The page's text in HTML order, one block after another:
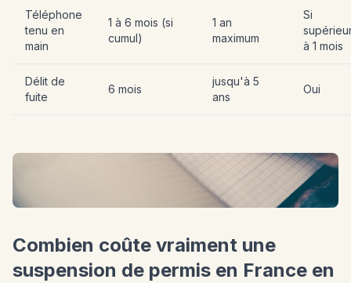
Téléphone
tenu en
main
1 à 6 mois (si
cumul)
1 an
maximum
Si
à 1 mois
Délit de
fuite
6 mois
jusqu'à 5
ans
Oui
Combien coûte vraiment une
suspension de permis en France en